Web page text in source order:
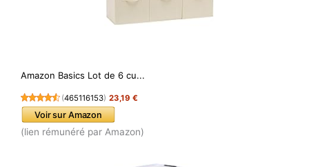
Amazon Basics Lot de 6 cu...
(465116153) 23,19 €
Voir sur Amazon
(lien rémunéré par Amazon)